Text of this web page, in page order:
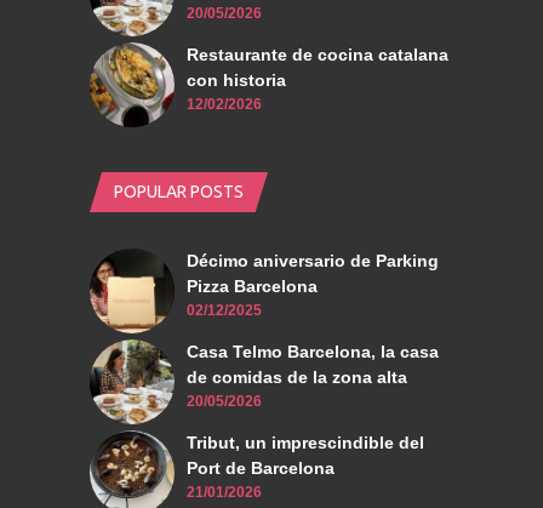
20/05/2026
Restaurante de cocina catalana
con historia
12/02/2026
POPULAR POSTS
Décimo aniversario de Parking
Pizza Barcelona
02/12/2025
Casa Telmo Barcelona, la casa
de comidas de la zona alta
20/05/2026
Tribut, un imprescindible del
Port de Barcelona
21/01/2026